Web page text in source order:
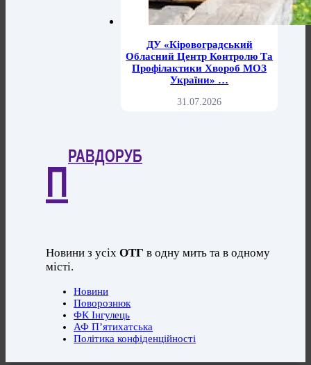
ДУ «Кіровоградський
Обласний Центр Контролю Та
Профілактики Хвороб МОЗ
України» …
31.07.2026
П
РАВДОРУБ
Новини з усіхОТГ в одну мить та в одному
місті.
Новини
Поворознюк
ФК Інгулець
АФ П’ятихатська
Політика конфіденційності